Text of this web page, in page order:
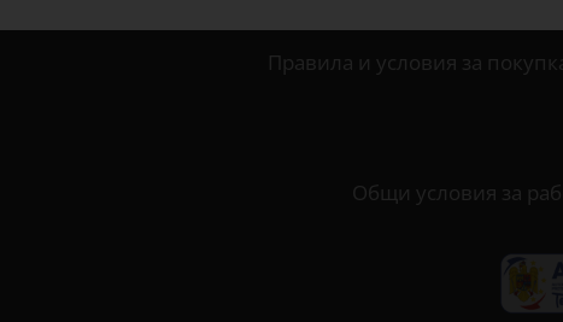
Правила и условия за
Общи условия за